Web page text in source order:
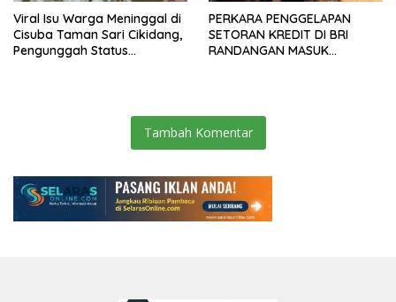
Viral Isu Warga Meninggal di
Cisuba Taman Sari Cikidang,
Pengunggah Status
PERKARA PENGGELAPAN
SETORAN KREDIT DI BRI
RANDANGAN MASUK
Tambah Komentar